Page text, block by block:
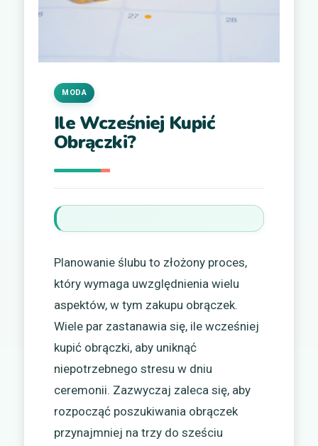
Ile Wcześniej Kupić
Obrączki?
MODA
Planowanie ślubu to złożony proces,
który wymaga uwzględnienia wielu
aspektów, w tym zakupu obrączek.
Wiele par zastanawia się, ile wcześniej
kupić obrączki, aby uniknąć
niepotrzebnego stresu w dniu
ceremonii. Zazwyczaj zaleca się, aby
rozpocząć poszukiwania obrączek
przynajmniej na trzy do sześciu